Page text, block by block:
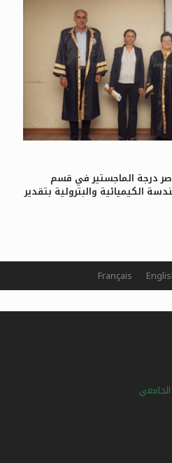
درجة الماجستير في قسم
الكيميائية والبترولية بتقدير
Français